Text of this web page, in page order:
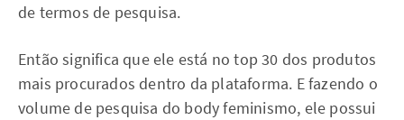
de termos de pesquisa.
Então significa que ele está no top 30 dos produtos
mais procurados dentro da plataforma. E fazendo o
volume de pesquisa do body feminismo, ele possui